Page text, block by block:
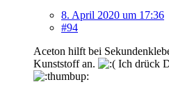
8. April 2020 um 17:36
#94
Aceton hilft bei
Kunststoff an.
Ich drück